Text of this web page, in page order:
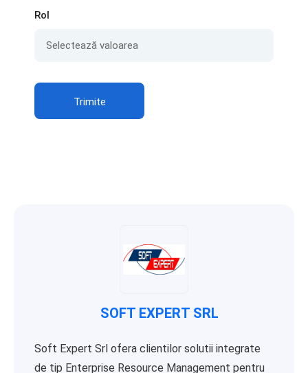
Rol
Trimite
SOFT EXPERT SRL
Soft Expert Srl ofera clientilor solutii integrate
de tip Enterprise Resource Management pentru